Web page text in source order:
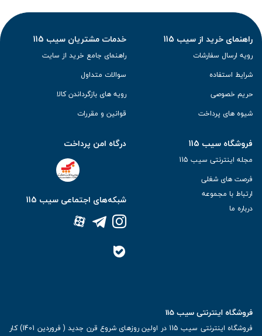
راهنمای خرید از سیب 115
رویه ارسال سفارشات
شرایط استفاده
حریم خصوصی
شیوه های پرداخت
خدمات مشتریان سیب 115
راهنمای جامع خرید از سایت
سوالات متداول
رویه های بازگرداندن کالا
قوانین و مقررات
فروشگاه سیب 115
مجله اینترنتی سیب 115
فرصت های شغلی
ارتباط با مجموعه
درباره ما
درگاه امن پرداخت
شبکه‌های اجتماعی سیب 115
فروشگاه اینترنتی سیب 115
فروشگاه اینترنتی سیب 115 در اولین روزهای شروع قرن جدید ( فروردین 1401) کار